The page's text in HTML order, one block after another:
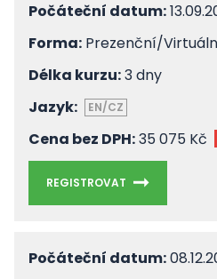
Počáteční datum:
Forma: Prezenční/
Délka kurzu:3 dny
Jazyk:
EN/CZ
Cena bez DPH:35 075 Kč
REGISTROVAT
Počáteční datum: